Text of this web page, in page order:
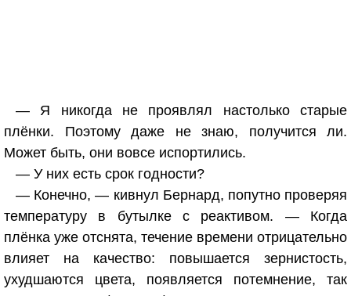
— Я никогда не проявлял настолько старые
плёнки. Поэтому даже не знаю, получится ли.
Может быть, они вовсе испортились.
— У них есть срок годности?
— Конечно, — кивнул Бернард, попутно проверяя
температуру в бутылке с реактивом. — Когда
плёнка уже отснята, течение времени отрицательно
влияет на качество: повышается зернистость,
ухудшаются цвета, появляется потемнение, так